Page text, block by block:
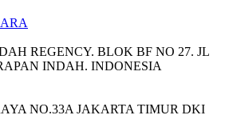
REGENCY. BLOK BF NO 27. JL
INDAH. INDONESIA
NO.33A JAKARTA TIMUR DKI